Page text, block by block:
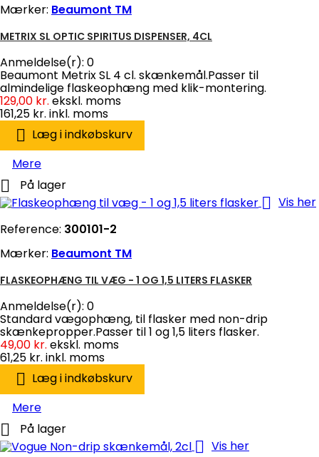
Mærker: Beaumont TM
METRIX SL OPTIC SPIRITUS DISPENSER, 4CL
Anmeldelse(r): 0
Beaumont Metrix SL 4 cl. skænkemål.Passer til
almindelige flaskeophæng med klik-montering.
129,00 kr. ekskl. moms
161,25 kr. inkl. moms
 Læg i indkøbskurv
Mere
 På lager
 Vis her
Reference: 300101-2
Mærker: Beaumont TM
FLASKEOPHÆNG TIL VÆG - 1 OG 1,5 LITERS FLASKER
Anmeldelse(r): 0
Standard vægophæng, til flasker med non-drip
skænkepropper.Passer til 1 og 1,5 liters flasker.
49,00 kr. ekskl. moms
61,25 kr. inkl. moms
 Læg i indkøbskurv
Mere
 På lager
 Vis her